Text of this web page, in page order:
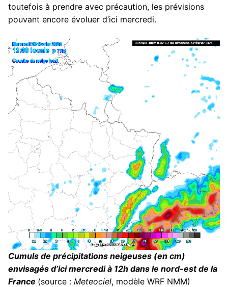
toutefois à prendre avec précaution, les prévisions
pouvant encore évoluer d’ici mercredi.
Cumuls de précipitations neigeuses (en cm)
envisagés d’ici mercredi à 12h dans le nord-est de la
France (source : Meteociel, modèle WRF NMM)